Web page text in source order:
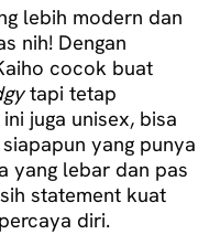
lebih modern dan
nih! Dengan
cocok buat
tapi tetap
juga unisex, bisa
yang punya
yang lebar dan pas
statement kuat
diri.